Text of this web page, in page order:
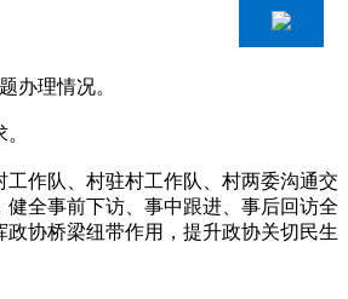
办理情况。
作队、村驻村工作队、村两委沟通交
全事前下访、事中跟进、事后回访全
协桥梁纽带作用，提升政协关切民生